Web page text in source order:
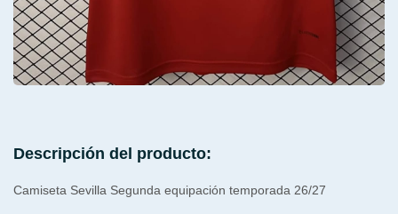
Descripción del producto:
Camiseta Sevilla Segunda equipación temporada 26/27